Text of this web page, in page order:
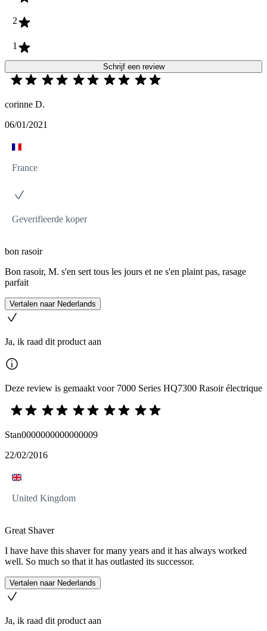
2
1
Schrijf een review
corinne D.
06/01/2021
France
Geverifieerde koper
bon rasoir
Bon rasoir, M. s'en sert tous les jours et ne s'en plaint pas, rasage
parfait
Vertalen naar Nederlands
Ja, ik raad dit product aan
Deze review is gemaakt voor 7000 Series HQ7300 Rasoir électrique
Stan0000000000000009
22/02/2016
United Kingdom
Great Shaver
I have have this shaver for many years and it has always worked
well. So much so that it has outlasted its successor.
Vertalen naar Nederlands
Ja, ik raad dit product aan